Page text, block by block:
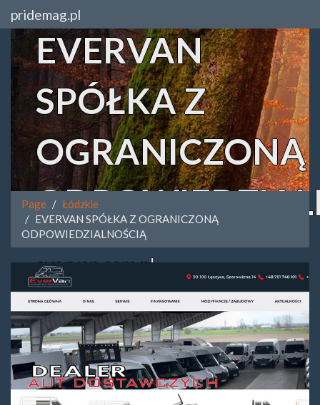
pridemag.pl
EVERVAN
SPÓŁKA Z
OGRANICZONĄ
evervan.com.pl
Page
Łódzkie
EVERVAN SPÓŁKA Z OGRANICZONĄ
ODPOWIEDZIALNOŚCIĄ